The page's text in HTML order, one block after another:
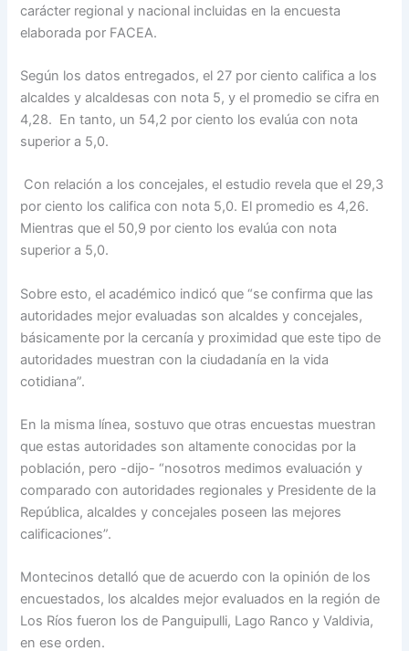
carácter regional y nacional incluidas en la encuesta
elaborada por FACEA.
Según los datos entregados, el 27 por ciento califica a los
alcaldes y alcaldesas con nota 5, y el promedio se cifra en
4,28. En tanto, un 54,2 por ciento los evalúa con nota
superior a 5,0.
Con relación a los concejales, el estudio revela que el 29,3
por ciento los califica con nota 5,0. El promedio es 4,26.
Mientras que el 50,9 por ciento los evalúa con nota
superior a 5,0.
Sobre esto, el académico indicó que “se confirma que las
autoridades mejor evaluadas son alcaldes y concejales,
básicamente por la cercanía y proximidad que este tipo de
autoridades muestran con la ciudadanía en la vida
cotidiana”.
En la misma línea, sostuvo que otras encuestas muestran
que estas autoridades son altamente conocidas por la
población, pero -dijo- “nosotros medimos evaluación y
comparado con autoridades regionales y Presidente de la
República, alcaldes y concejales poseen las mejores
calificaciones”.
Montecinos detalló que de acuerdo con la opinión de los
encuestados, los alcaldes mejor evaluados en la región de
Los Ríos fueron los de Panguipulli, Lago Ranco y Valdivia,
en ese orden.